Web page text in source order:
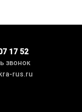
— высокая
Детали
17 52
звонок
rus.ru